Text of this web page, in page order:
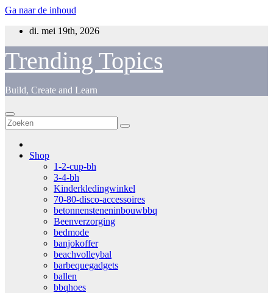
Ga naar de inhoud
di. mei 19th, 2026
Trending Topics
Build, Create and Learn
Shop
1-2-cup-bh
3-4-bh
Kinderkledingwinkel
70-80-disco-accessoires
betonnensteneninbouwbbq
Beenverzorging
bedmode
banjokoffer
beachvolleybal
barbequegadgets
ballen
bbqhoes